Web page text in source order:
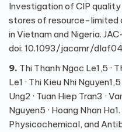
Investigation of CIP
stores of resource-limited
in Vietnam and Nigeria.
doi: 10.1093/jacamr/
9. Thi Thanh Ngoc Le1,5 ·
Le1 · Thi Kieu Nhi
Ung2 · Tuan Hiep Tran3 ·
Nguyen5 · Hoang Nhan
Physicochemical, and